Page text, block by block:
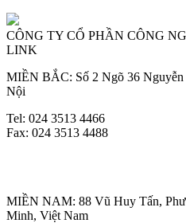
CÔNG TY CỔ PHẦN CÔNG
LINK
MIỀN BẮC: Số 2 Ngõ 36
Nội
Tel: 024 3513 4466
Fax: 024 3513 4488
MIỀN NAM: 88 Vũ Huy Tấn,
Minh, Việt Nam